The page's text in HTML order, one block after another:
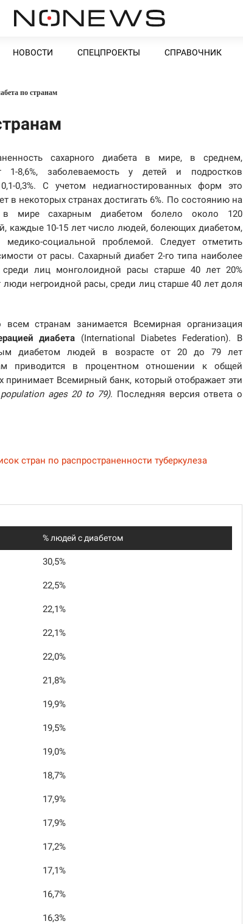
НОВОСТИ СПЕЦПРОЕКТЫ СПРАВОЧНИК
по странам
сахарного диабета в мире, в среднем,
1-8,6%, заболеваемость у детей и подростков
0,3%. С учетом недиагностированных форм это
в некоторых странах достигать 6%. По состоянию на
мире сахарным диабетом болело около 120
каждые 10-15 лет число людей, болеющих диабетом,
социальной проблемой. Следует отметить
от расы. Сахарный диабет 2-го типа наиболее
среди лиц монголоидной расы старше 40 лет 20%
негроидной расы, среди лиц старше 40 лет доля
странам занимается Всемирная организация
диабета (International Diabetes Federation). В
диабетом людей в возрасте от 20 до 79 лет
приводится в процентном отношении к общей
принимает Всемирный банк, который отображает эти
ages 20 to 79). Последняя версия ответа о
стран по распространенности туберкулеза
% людей с диабетом
30,5%
22,5%
22,1%
22,1%
22,0%
21,8%
19,9%
19,5%
19,0%
18,7%
17,9%
17,9%
17,2%
17,1%
16,7%
16,3%